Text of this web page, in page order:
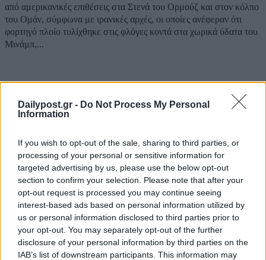
Dailypost.gr - Do Not Process My Personal
Information
If you wish to opt-out of the sale, sharing to third parties, or
processing of your personal or sensitive information for
targeted advertising by us, please use the below opt-out
section to confirm your selection. Please note that after your
opt-out request is processed you may continue seeing
interest-based ads based on personal information utilized by
us or personal information disclosed to third parties prior to
your opt-out. You may separately opt-out of the further
disclosure of your personal information by third parties on the
IAB’s list of downstream participants. This information may
από αμερικανικές επιθέσεις στα Στενά του Ορμούζ και στον κόλπο
του Ομάν, σύμφωνα με ιρανικές αρχές, οι οποίες ανέφεραν ότι
φορτηγό πλοίο τυλίχθηκε στις φλόγες κοντά στα χωρικά ύδατα του
Μινάμπ,...
ΡΟΗ ΕΙΔΗΣΕΩΝ
Η Ισπανία επιβάλλει συνοριακούς ελέγχους σε
ταξιδιώτες από την Ιταλία
08/08/2026
CNN: Γιατί ο κορυφαίος στρατηγός του Τραμπ
διπλωματική έξοδο από το Ιράν
08/08/2026
Φρουροί της Επανάστασης: «Το Ορμούζ θα ανοίξει
όταν οι ΗΠΑ αποδεχθούν τους όρους του Ιράν»
08/08/2026